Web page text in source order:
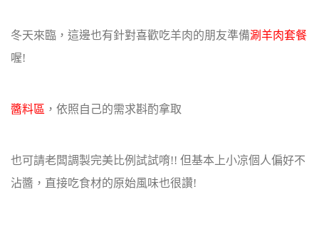
冬天來臨，這邊也有針對喜歡吃羊肉的朋友準備涮羊肉套餐
喔!
醬料區 ，依照自己的需求斟酌拿取
也可請老闆調製完美比例試試唷!! 但基本上小凉個人偏好不
沾醬，直接吃食材的原始風味也很讚!